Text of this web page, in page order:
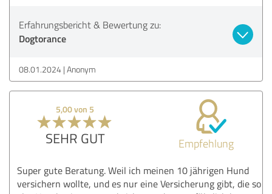
Erfahrungsbericht & Bewertung zu:
Dogtorance
08.01.2024 Anonym
5,00 von 5
SEHR GUT Empfehlung
Super gute Beratung. Weil ich meinen 10 jährigen Hund
versichern wollte, und es nur eine Versicherung gibt, die so